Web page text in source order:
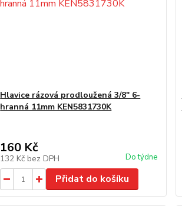
Hlavice rázová prodloužená 3/8" 6-
hranná 11mm KEN5831730K
160 Kč
132 Kč bez DPH Do týdne
Přidat do košíku